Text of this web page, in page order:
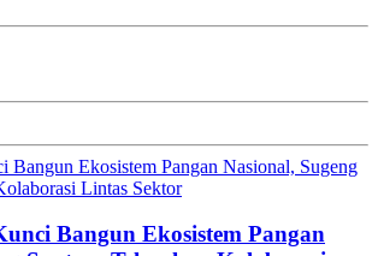
Ekosistem Pangan Nasional, Sugeng
Lintas Sektor
Bangun Ekosistem Pangan